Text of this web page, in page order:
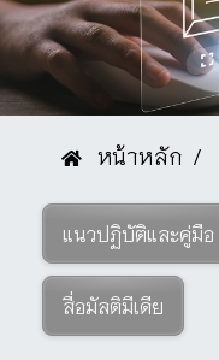
หน้าหลัก
แนวปฏิบัติและคู่มือ
สื่อมัลติมีเดีย